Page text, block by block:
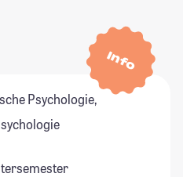
Info
Psychologie,